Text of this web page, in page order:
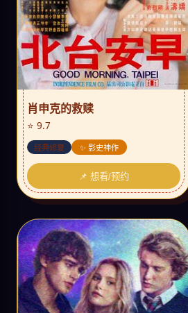
肖申克的救赎
⭐ 9.7
经典修复 ✨ 影史神作
📌 想看/预约